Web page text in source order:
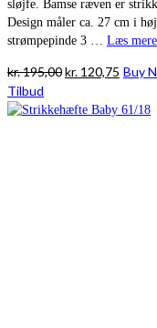
sløjfe. Bamse ræven er
Design måler ca. 27 cm i
strømpepinde 3 … Læs mere
kr.195,00Den
pris
kr. 120,75 Den
pris
Buy
Tilbud